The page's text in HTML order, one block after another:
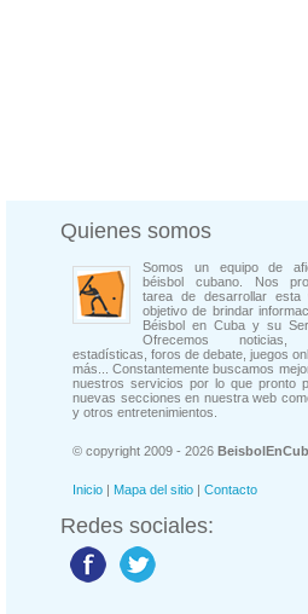
Quienes somos
Somos un equipo de
béisbol cubano. Nos
tarea de desarrollar
objetivo de brindar
Béisbol en Cuba y su
Ofrecemos noticias,
estadísticas, foros de debate, juegos
más... Constantemente buscamos
nuestros servicios por lo que pronto
nuevas secciones en nuestra web
y otros entretenimientos.
© copyright 2009 - 2026
Inicio | Mapa del sitio | Contacto
Redes sociales: